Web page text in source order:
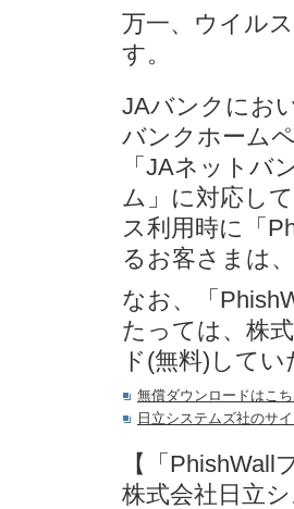
万一、ウイル
す。
JAバンクにお
バンクホーム
「JAネットバ
ム」に対応し
ス利用時に「
るお客さまは
なお、「
たっては、株
ド(無料)して
無償ダウンロードはこ
日立システムズ社のサ
【「
株式会社日立